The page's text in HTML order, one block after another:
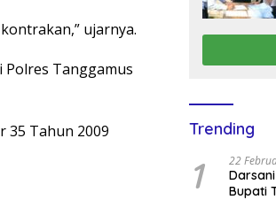
ujarnya.
Polres Tanggamus
35 Tahun 2009
Trending
1 22
Bupati